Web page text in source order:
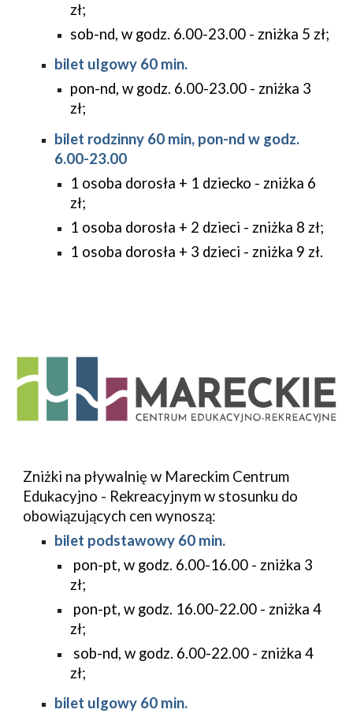
zł;
sob-nd, w godz. 6.00-23.00 - zniżka 5 zł;
bilet ulgowy 60 min.
pon-nd, w godz. 6.00-23.00 - zniżka 3
zł;
bilet rodzinny 60 min, pon-nd w godz.
6.00-23.00
1 osoba dorosła + 1 dziecko - zniżka 6
zł;
1 osoba dorosła + 2 dzieci - zniżka 8 zł;
1 osoba dorosła + 3 dzieci - zniżka 9 zł.
Zniżki na pływalnię w Mareckim Centrum
Edukacyjno - Rekreacyjnym w stosunku do
obowiązujących cen wynoszą:
bilet podstawowy 60 min.
pon-pt, w godz. 6.00-16.00 - zniżka 3
zł;
pon-pt, w godz. 16.00-22.00 - zniżka 4
zł;
sob-nd, w godz. 6.00-22.00 - zniżka 4
zł;
bilet ulgowy 60 min.